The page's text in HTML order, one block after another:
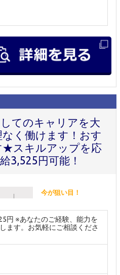
してのキャリアを大
く働けます！おす
★スキルアップを応
3,525円可能！
今が狙い目！
円 ※あなたのご経験、能力を
ます。お気軽にご相談くださ